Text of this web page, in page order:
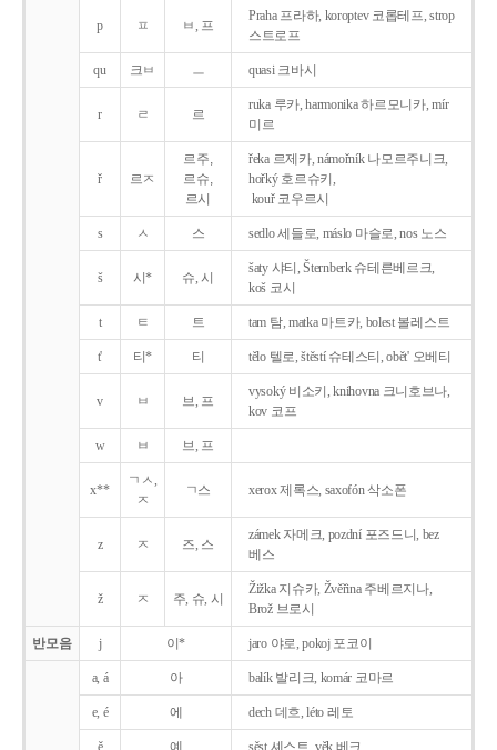
p ㅍ ㅂ, 프
Praha 프라하, koroptev 코롭테프, strop
스트로프
qu 크ㅂ ㅡ quasi 크바시
r ㄹ 르
ruka 루카, harmonika 하르모니카, mír
미르
ř 르ㅈ
르주,
르슈,
르시
řeka 르제카, námořník 나모르주니크,
hořký 호르슈키,
kouř 코우르시
s ㅅ 스 sedlo 세들로, máslo 마슬로, nos 노스
š 시* 슈, 시
šaty 샤티, Šternberk 슈테른베르크,
koš 코시
t ㅌ 트 tam 탐, matka 마트카, bolest 볼레스트
t' 티* 티 tělo 텔로, štěstí 슈테스티, obět' 오베티
v ㅂ 브, 프
vysoký 비소키, knihovna 크니호브나,
kov 코프
w ㅂ 브, 프
x**
ㄱㅅ,
ㅈ
ㄱ스 xerox 제록스, saxofón 삭소폰
z ㅈ 즈, 스
zámek 자메크, pozdní 포즈드니, bez
베스
ž ㅈ 주, 슈, 시
Žižka 지슈카, Žvěřina 주베르지나,
Brož 브로시
반모음 j 이* jaro 야로, pokoj 포코이
a, á 아 balík 발리크, komár 코마르
e, é 에 dech 데흐, léto 레토
ě 예 sěst 셰스트, věk 베크